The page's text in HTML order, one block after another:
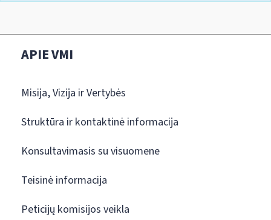
APIE VMI
Misija, Vizija ir Vertybės
Struktūra ir kontaktinė informacija
Konsultavimasis su visuomene
Teisinė informacija
Peticijų komisijos veikla